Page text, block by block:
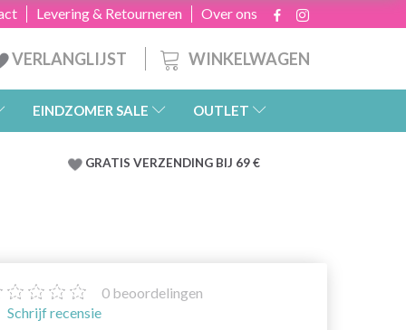
Over ons
Levering & Retourneren
WINKELWAGEN
VERLANGLIJST
EINDZOMER SALE OUTLET
GRATIS VERZENDING BIJ 69 €
0 beoordelingen
Schrijf recensie